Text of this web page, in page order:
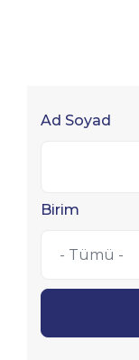
Ad Soyad
Birim